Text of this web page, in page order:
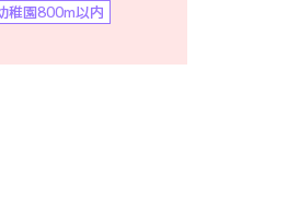
稚園800m以内